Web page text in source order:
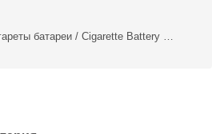
батареи / Cigarette Battery …